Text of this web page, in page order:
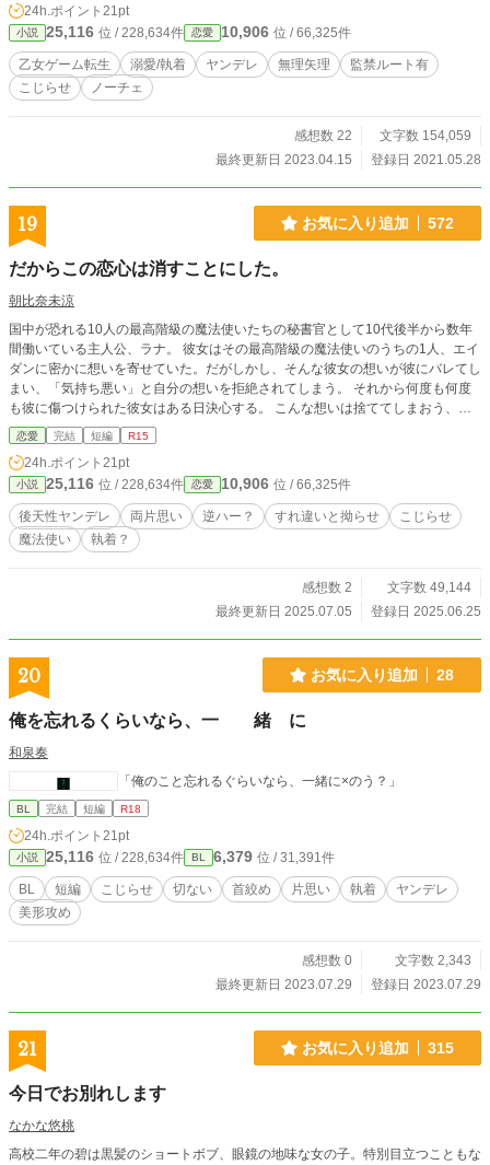
攻略キャラである兄弟達と仲良くしようとすれば、何故か攻
略キャラ達がシルヴィアに興味を持ち始めた。 運命から逃げ
ようとすればする程、さらなる地獄を呼び起こすこととなっ
たが……？
24h.ポイント 21pt
小説 25,116 位 / 228,634件 恋愛 10,906 位 / 66,325件
乙女ゲーム転生 溺愛/執着 ヤンデレ 無理矢理
監禁ルート有
こじらせ
ノーチェ
感想数 22
文字数 154,059
最終更新日 2023.04.15
登録日 2021.05.28
19 お気に入り追加 572
だからこの恋心は消すことにした。
朝比奈未涼
国中が恐れる10人の最高階級の魔法使いたちの秘書官として10代後半から数年
間働いている主人公、ラナ。 彼女はその最高階級の魔法使いのうちの1人、エイ
ダンに密かに想いを寄せていた。だがしかし、そんな彼女の想いが彼にバレてし
まい、「気持ち悪い」と自分の想いを拒絶されてしまう。 それから何度も何度
も彼に傷つけられた彼女はある日決心する。 こんな想いは捨ててしまおう、
と。 急に彼への恋心を捨て変わってしまった彼女を見た彼は？ 恋心を捨ててし
まった真面目秘書官、ラナ × 捨てられた恋心を取り戻したい魔法使い、エイダ
ン 2人のすれ違う恋の行方は？ ＊＊＊＊＊ 中編くらいです。 執着ものの予定。
男最初クソです。 後半病みます。 ちょい逆ハー要素もあり。 好きに書いてま
す！ よろしくお願いします！
恋愛 完結 短編 R15
24h.ポイント 21pt
小説 25,116 位 / 228,634件 恋愛 10,906 位 / 66,325件
後天性ヤンデレ 両片思い 逆ハー？ すれ違いと拗らせ
こじらせ
魔法使い
執着？
感想数 2
文字数 49,144
最終更新日 2025.07.05
登録日 2025.06.25
20 お気に入り追加 28
俺を忘れるくらいなら、一 緒 に
和泉奏
「俺のこと忘れるぐらいなら、一緒に×のう？」
BL 完結 短編 R18
24h.ポイント 21pt
小説 25,116 位 / 228,634件 BL 6,379 位 / 31,391件
BL 短編 こじらせ 切ない 首絞め 片思い 執着
ヤンデレ
美形攻め
感想数 0
文字数 2,343
最終更新日 2023.07.29
登録日 2023.07.29
21 お気に入り追加 315
今日でお別れします
なかな悠桃
高校二年の碧は黒髪のショートボブ、眼鏡の地味な女の子。特別目立つこともな